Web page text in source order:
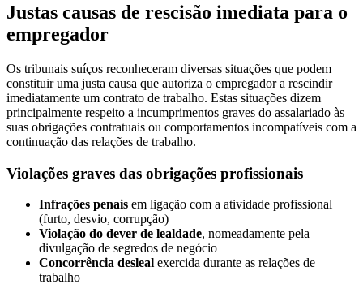
Justas causas de rescisão imediata para o
empregador
Os tribunais suíços reconheceram diversas situações que podem
constituir uma justa causa que autoriza o empregador a rescindir
imediatamente um contrato de trabalho. Estas situações dizem
principalmente respeito a incumprimentos graves do assalariado às
suas obrigações contratuais ou comportamentos incompatíveis com a
continuação das relações de trabalho.
Violações graves das obrigações profissionais
Infrações penais em ligação com a atividade profissional
(furto, desvio, corrupção)
Violação do dever de lealdade, nomeadamente pela
divulgação de segredos de negócio
Concorrência desleal exercida durante as relações de
trabalho